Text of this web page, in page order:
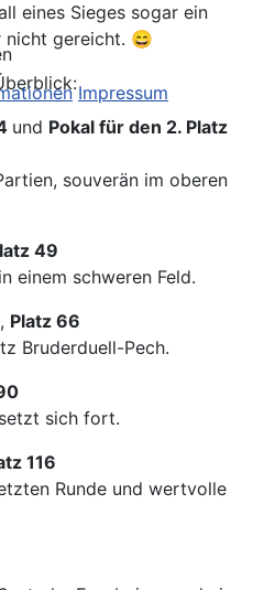
eines Sieges sogar ein
nicht gereicht. 😄
und Pokal für den 2. Platz
souverän im oberen
49
einem schweren Feld.
, Platz 66
Bruderduell-Pech.
sich fort.
116
Runde und wertvolle
Impressum